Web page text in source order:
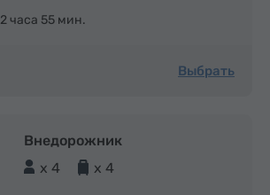
2 часа 55 мин.
Выбрать
Внедорожник
x 4
x 4